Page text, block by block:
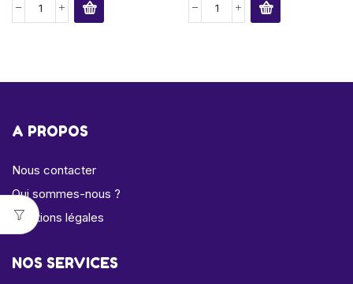
A PROPOS
Nous contacter
Qui sommes-nous ?
Mentions légales
NOS SERVICES